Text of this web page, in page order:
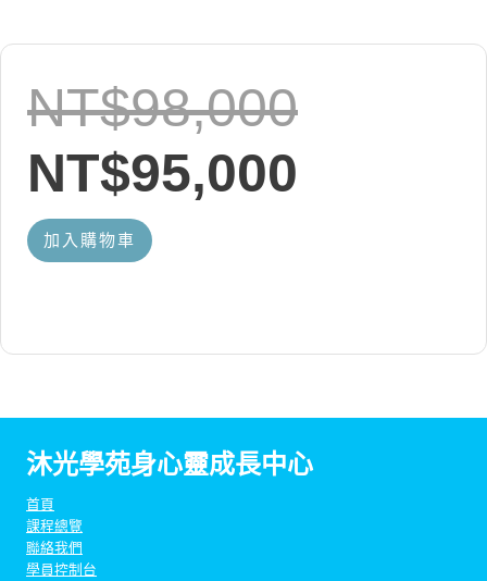
NT$98,000原
NT$95,000
格：
【高
階】
百
靈
性
療
癒
師
師
加入購物車
沐光學苑身心靈成長中心
首頁
課程總覽
聯絡我們
學員控制台